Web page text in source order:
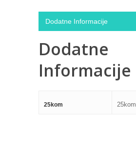
Dodatne Informacije
Dodatne
Informacije
25kom 25kom